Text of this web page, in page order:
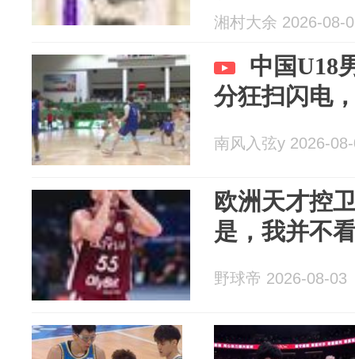
湘村大余 2026-08-
中国U18
分狂扫闪电
南风入弦y 2026-
欧洲天才控
是，我并不
野球帝 2026-08-03